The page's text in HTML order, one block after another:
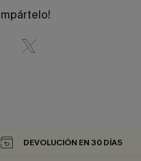
DEVOLUCIÓN EN 30 DÍAS